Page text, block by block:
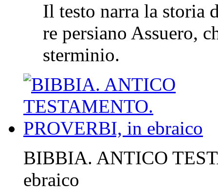
Il testo narra la storia
re persiano Assuero,
sterminio.
BIBBIA. ANTICO
ebraico